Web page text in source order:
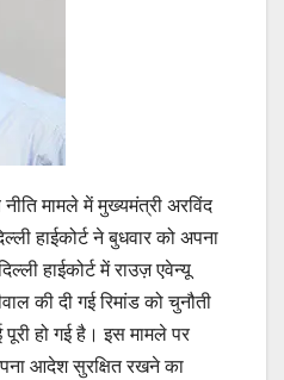
मामले में मुख्यमंत्री अरविंद
हाईकोर्ट ने बुधवार को अपना
हाईकोर्ट में राउज़ एवेन्यू
की दी गई रिमांड को चुनौती
पूरी हो गई है। इस मामले पर
आदेश सुरक्षित रखने का